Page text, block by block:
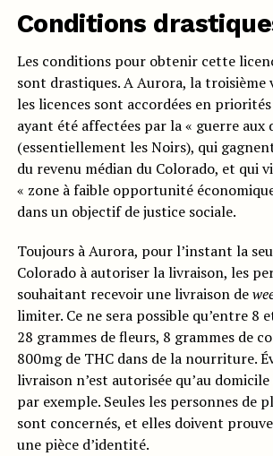
Conditions
Les conditions pour obtenir cette
sont drastiques. A Aurora, la troisième
les licences sont accordées en
ayant été affectées par la « guerre aux
(essentiellement les Noirs), qui
du revenu médian du Colorado, et qui
« zone à faible opportunité
dans un objectif de justice sociale.
Toujours à Aurora, pour l’instant la
Colorado à autoriser la livraison, les
souhaitant recevoir une livraison de
limiter. Ce ne sera possible qu’entre 8
28 grammes de fleurs, 8 grammes de
800mg de THC dans de la nourriture.
livraison n’est autorisée qu’au
par exemple. Seules les personnes de
sont concernés, et elles doivent
une pièce d’identité.